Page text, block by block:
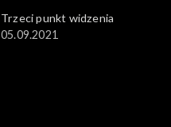
Trzeci punkt widzenia
05.09.2021